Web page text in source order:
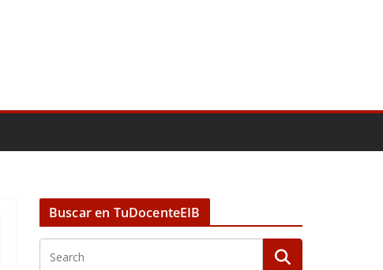
Buscar en TuDocenteEIB